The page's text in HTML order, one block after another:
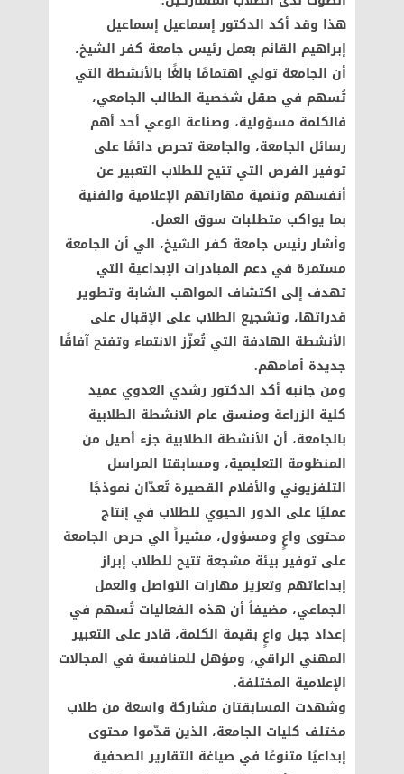
هذا وقد أكد الدكتور إسماعيل إسماعيل
إبراهيم القائم بعمل رئيس جامعة كفر الشيخ،
أن الجامعة تولي اهتمامًا بالغًا بالأنشطة التي
تُسهم في صقل شخصية الطالب الجامعي،
فالكلمة مسؤولية، وصناعة الوعي أحد أهم
رسائل الجامعة، والجامعة تحرص دائمًا على
توفير الفرص التي تتيح للطلاب التعبير عن
أنفسهم وتنمية مهاراتهم الإعلامية والفنية
بما يواكب متطلبات سوق العمل.
وأشار رئيس جامعة كفر الشيخ، الي أن الجامعة
مستمرة في دعم المبادرات الإبداعية التي
تهدف إلى اكتشاف المواهب الشابة وتطوير
قدراتها، وتشجيع الطلاب على الإقبال على
الأنشطة الهادفة التي تُعزّز الانتماء وتفتح آفاقًا
جديدة أمامهم.
ومن جانبه أكد الدكتور رشدي العدوي عميد
كلية الزراعة ومنسق عام الانشطة الطلابية
بالجامعة، أن الأنشطة الطلابية جزء أصيل من
المنظومة التعليمية، ومسابقتا المراسل
التلفزيوني والأفلام القصيرة تُعدّان نموذجًا
عمليًا على الدور الحيوي للطلاب في إنتاج
محتوى واعٍ ومسؤول، مشيراً الي حرص الجامعة
على توفير بيئة مشجعة تتيح للطلاب إبراز
إبداعاتهم وتعزيز مهارات التواصل والعمل
الجماعي، مضيفاً أن هذه الفعاليات تُسهم في
إعداد جيل واعٍ بقيمة الكلمة، قادر على التعبير
المهني الراقي، ومؤهل للمنافسة في المجالات
الإعلامية المختلفة.
وشهدت المسابقتان مشاركة واسعة من طلاب
مختلف كليات الجامعة، الذين قدّموا محتوى
إبداعيًا متنوعًا في صياغة التقارير الصحفية